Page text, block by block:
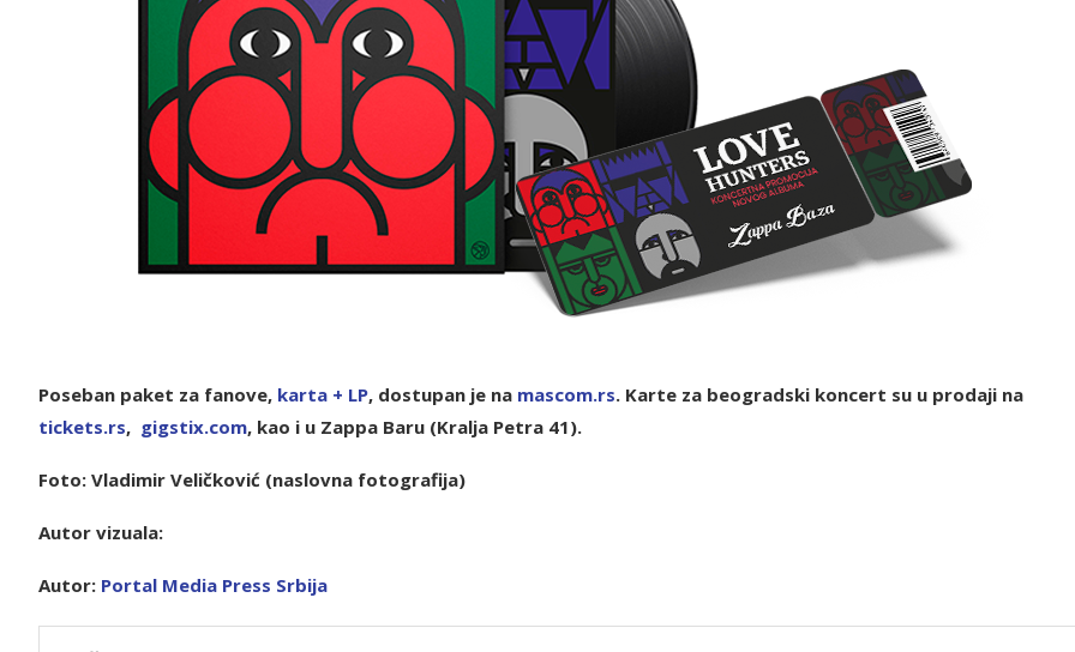
Poseban paket za fanove, karta + LP, dostupan je na mascom.rs. Karte za beogradski koncert su u prodaji na
tickets.rs, gigstix.com, kao i u Zappa Baru (Kralja Petra 41).
Foto: Vladimir Veličković (naslovna fotografija)
Autor vizuala:
Autor: Portal Media Press Srbija